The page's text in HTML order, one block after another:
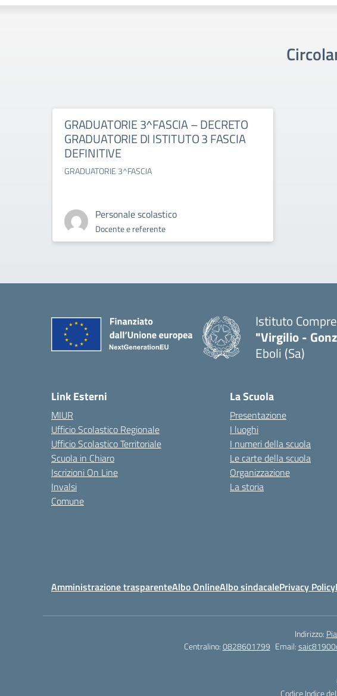
GRADUATORIE 3^FASCIA – DECRETO
GRADUATORIE DI ISTITUTO 3 FASCIA
DEFINITIVE
GRADUATORIE 3^FASCIA
Personale scolastico
Docente e referente
Istituto
"Virgilio -
Eboli (Sa)
Link Esterni
MIUR
Ufficio Scolastico Regionale
Ufficio Scolastico Territoriale
Scuola in Chiaro
Iscrizioni On Line
Invalsi
Comune
La Scuola
Presentazione
I luoghi
I numeri della scuola
Le carte della scuola
Organizzazione
La storia
Amministrazione trasparenteAlbo OnlineAlbo sindacalePrivacy Policy
Indirizzo:
Centralino:0828601799 Email:
Codice Indice